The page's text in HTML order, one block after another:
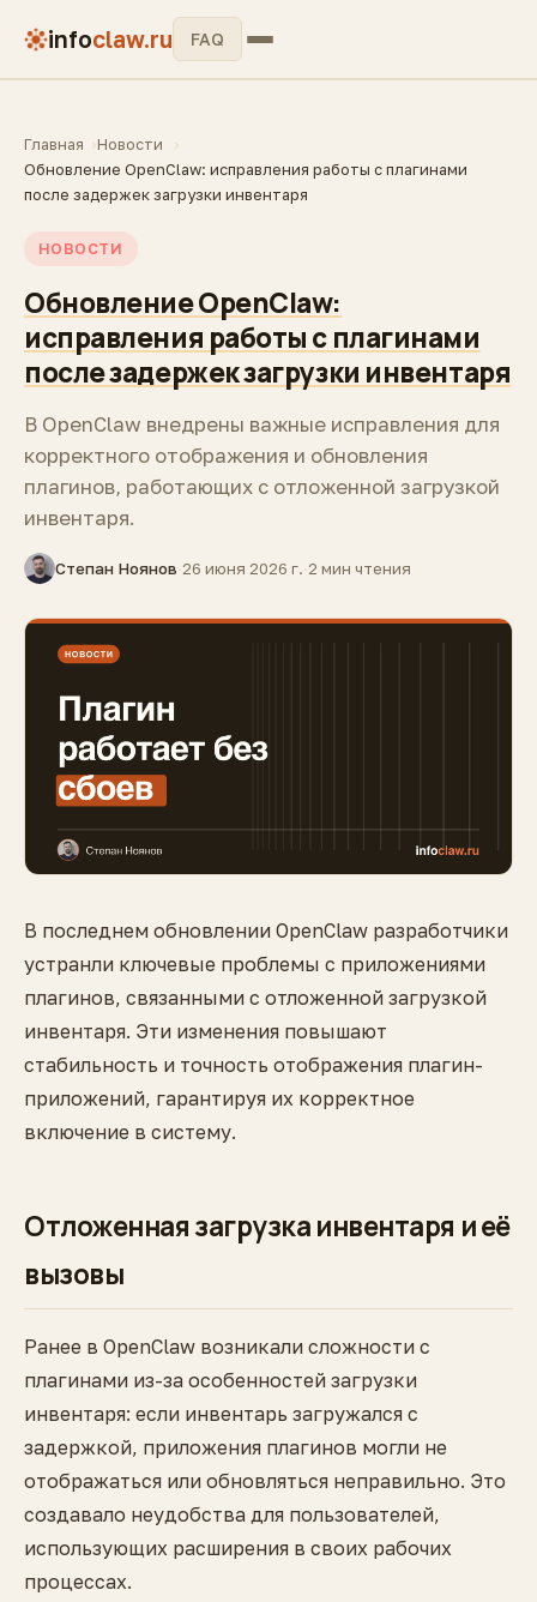
infoclaw.ru FAQ
Главная
Новости
Обновление OpenClaw: исправления работы с плагинами
после задержек загрузки инвентаря
НОВОСТИ
Обновление OpenClaw:
исправления работы с плагинами
после задержек загрузки инвентаря
В OpenClaw внедрены важные исправления для
корректного отображения и обновления
плагинов, работающих с отложенной загрузкой
инвентаря.
Степан Ноянов·26 июня 2026 г.·2 мин чтения
В последнем обновлении OpenClaw разработчики
устранли ключевые проблемы с приложениями
плагинов, связанными с отложенной загрузкой
инвентаря. Эти изменения повышают
стабильность и точность отображения плагин-
приложений, гарантируя их корректное
включение в систему.
Отложенная загрузка инвентаря и её
вызовы
Ранее в OpenClaw возникали сложности с
плагинами из-за особенностей загрузки
инвентаря: если инвентарь загружался с
задержкой, приложения плагинов могли не
отображаться или обновляться неправильно. Это
создавало неудобства для пользователей,
использующих расширения в своих рабочих
процессах.